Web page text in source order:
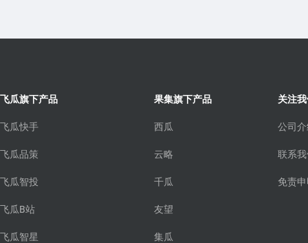
飞瓜旗下产品
飞瓜快手
飞瓜品策
飞瓜智投
飞瓜B站
飞瓜智星
果集旗下产品
西瓜
云略
千瓜
友望
集瓜
关注
公司
联系
免责